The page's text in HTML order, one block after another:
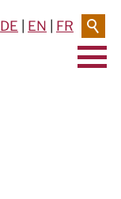
DE EN FR